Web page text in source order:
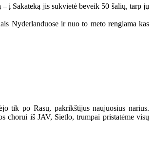
į Sakateką jis sukvietė beveik 50 šalių, tarp jų
Nyderlanduose ir nuo to meto rengiama kas
tik po Rasų, pakrikštijus naujuosius narius.
chorui iš JAV, Sietlo, trumpai pristatėme visų